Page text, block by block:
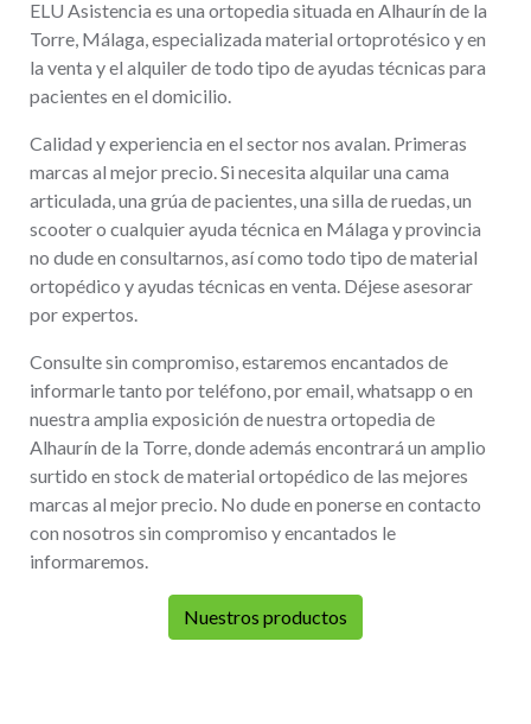
ELU Asistencia es una ortopedia situada en Alhaurín de la
Torre, Málaga, especializada material ortoprotésico y en
la venta y el alquiler de todo tipo de ayudas técnicas para
pacientes en el domicilio.
Calidad y experiencia en el sector nos avalan. Primeras
marcas al mejor precio. Si necesita alquilar una cama
articulada, una grúa de pacientes, una silla de ruedas, un
scooter o cualquier ayuda técnica en Málaga y provincia
no dude en consultarnos, así como todo tipo de material
ortopédico y ayudas técnicas en venta. Déjese asesorar
por expertos.
Consulte sin compromiso, estaremos encantados de
informarle tanto por teléfono, por email, whatsapp o en
nuestra amplia exposición de nuestra ortopedia de
Alhaurín de la Torre, donde además encontrará un amplio
surtido en stock de material ortopédico de las mejores
marcas al mejor precio. No dude en ponerse en contacto
con nosotros sin compromiso y encantados le
informaremos.
Nuestros productos